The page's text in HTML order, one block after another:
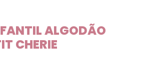
ALGODÃO
CHERIE